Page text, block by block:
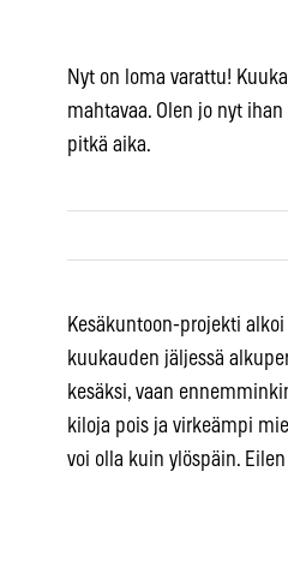
Nyt on loma varattu!
mahtavaa. Olen jo nyt
pitkä aika.
Kesäkuntoon-projekti
kuukauden jäljessä
kesäksi, vaan
kiloja pois ja virkeämpi
voi olla kuin ylöspäin.